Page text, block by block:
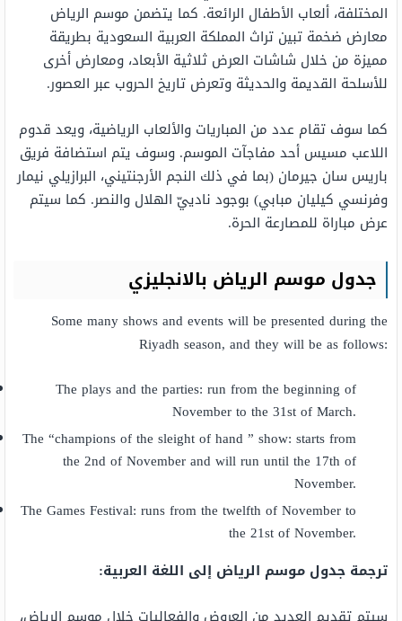
المختلفة، ألعاب الأطفال الرائعة. كما يتضمن موسم الرياض
معارض ضخمة تبين تراث المملكة العربية السعودية بطريقة
مميزة من خلال شاشات العرض ثلاثية الأبعاد، ومعارض أخرى
للأسلحة القديمة والحديثة وتعرض تاريخ الحروب عبر العصور.
كما سوف تقام عدد من المباريات والألعاب الرياضية، ويعد قدوم
اللاعب مسيس أحد مفاجآت الموسم. وسوف يتم استضافة فريق
باريس سان جيرمان (بما في ذلك النجم الأرجنتيني، البرازيلي نيمار
وفرنسي كيليان مبابي) بوجود نادييّ الهلال والنصر. كما سيتم
عرض مباراة للمصارعة الحرة.
جدول موسم الرياض بالانجليزي
Some many shows and events will be presented during the
Riyadh season, and they will be as follows:
The plays and the parties: run from the beginning of
November to the 31st of March.
The “champions of the sleight of hand ” show: starts from
the 2nd of November and will run until the 17th of
November.
The Games Festival: runs from the twelfth of November to
the 21st of November.
ترجمة جدول موسم الرياض إلى اللغة العربية: